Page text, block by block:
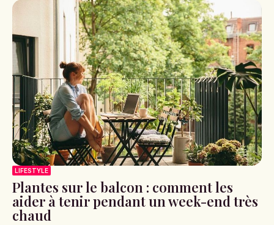
LIFESTYLE
Plantes sur le balcon : comment les
aider à tenir pendant un week-end très
chaud